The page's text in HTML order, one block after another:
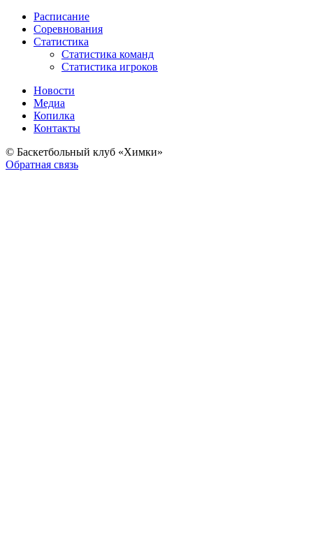
Расписание
Соревнования
Статистика
Статистика команд
Статистика игроков
Новости
Медиа
Копилка
Контакты
© Баскетбольный клуб «Химки»
Обратная связь